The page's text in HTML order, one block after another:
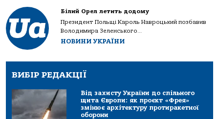
Білий Орел летить додому
Президент Польщі Кароль Навроцький позбавив
Володимира Зеленського...
НОВИНИ УКРАЇНИ
ВИБІР РЕДАКЦІЇ
Від захисту України до спільного
щита Європи: як проєкт «Фрея»
змінює архітектуру протиракетної
оборони